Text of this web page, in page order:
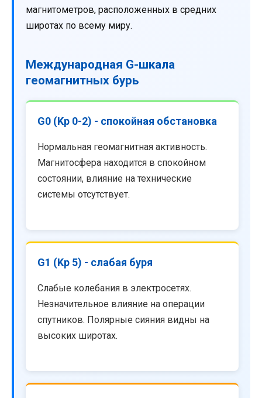
магнитометров, расположенных в средних
широтах по всему миру.
Международная G-шкала
геомагнитных бурь
G0 (Kp 0-2) - спокойная обстановка
Нормальная геомагнитная активность.
Магнитосфера находится в спокойном
состоянии, влияние на технические
системы отсутствует.
G1 (Kp 5) - слабая буря
Слабые колебания в электросетях.
Незначительное влияние на операции
спутников. Полярные сияния видны на
высоких широтах.